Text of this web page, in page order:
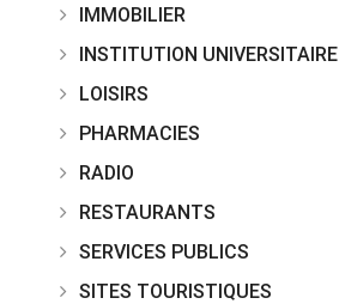
IMMOBILIER
INSTITUTION UNIVERSITAIRE
LOISIRS
PHARMACIES
RADIO
RESTAURANTS
SERVICES PUBLICS
SITES TOURISTIQUES